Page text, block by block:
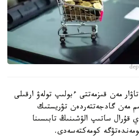
مەن قىزمەتتى ءبولىپ تولەۋ ارقىلى
مەن گادجەتتەردەن تۋريستىك
قۇرال ساتىپ الۋشىنىڭ تابىسىنا
كومەكتەسەدى.